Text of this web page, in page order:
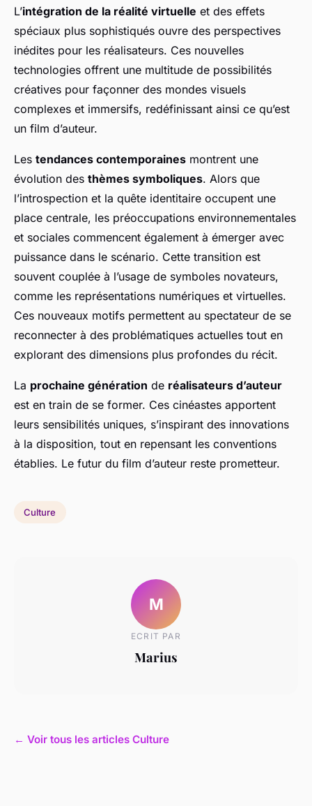
L’intégration de la réalité virtuelle et des effets
spéciaux plus sophistiqués ouvre des perspectives
inédites pour les réalisateurs. Ces nouvelles
technologies offrent une multitude de possibilités
créatives pour façonner des mondes visuels
complexes et immersifs, redéfinissant ainsi ce qu’est
un film d’auteur.
Les tendances contemporaines montrent une
évolution des thèmes symboliques. Alors que
l’introspection et la quête identitaire occupent une
place centrale, les préoccupations environnementales
et sociales commencent également à émerger avec
puissance dans le scénario. Cette transition est
souvent couplée à l’usage de symboles novateurs,
comme les représentations numériques et virtuelles.
Ces nouveaux motifs permettent au spectateur de se
reconnecter à des problématiques actuelles tout en
explorant des dimensions plus profondes du récit.
La prochaine génération de réalisateurs d’auteur
est en train de se former. Ces cinéastes apportent
leurs sensibilités uniques, s’inspirant des innovations
à la disposition, tout en repensant les conventions
établies. Le futur du film d’auteur reste prometteur.
Culture
M
ECRIT PAR
Marius
← Voir tous les articles Culture